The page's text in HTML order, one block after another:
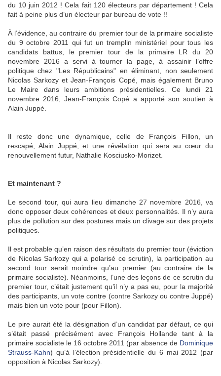
du 10 juin 2012 ! Cela fait 120 électeurs par département ! Cela
fait à peine plus d’un électeur par bureau de vote !!
À l’évidence, au contraire du premier tour de la primaire socialiste
du 9 octobre 2011 qui fut un tremplin ministériel pour tous les
candidats battus, le premier tour de la primaire LR du 20
novembre 2016 a servi à tourner la page, à assainir l’offre
politique chez "Les Républicains" en éliminant, non seulement
Nicolas Sarkozy et Jean-François Copé, mais également Bruno
Le Maire dans leurs ambitions présidentielles. Ce lundi 21
novembre 2016, Jean-François Copé a apporté son soutien à
Alain Juppé.
Il reste donc une dynamique, celle de François Fillon, un
rescapé, Alain Juppé, et une révélation qui sera au cœur du
renouvellement futur, Nathalie Kosciusko-Morizet.
Et maintenant ?
Le second tour, qui aura lieu dimanche 27 novembre 2016, va
donc opposer deux cohérences et deux personnalités. Il n’y aura
plus de pollution sur des postures mais un clivage sur des projets
politiques.
Il est probable qu’en raison des résultats du premier tour (éviction
de Nicolas Sarkozy qui a polarisé ce scrutin), la participation au
second tour serait moindre qu’au premier (au contraire de la
primaire socialiste). Néanmoins, l’une des leçons de ce scrutin du
premier tour, c’était justement qu’il n’y a pas eu, pour la majorité
des participants, un vote contre (contre Sarkozy ou contre Juppé)
mais bien un vote pour (pour Fillon).
Le pire aurait été la désignation d’un candidat par défaut, ce qui
s’était passé précisément avec François Hollande tant à la
primaire socialiste le 16 octobre 2011 (par absence de Dominique
Strauss-Kahn) qu’à l’élection présidentielle du 6 mai 2012 (par
opposition à Nicolas Sarkozy).